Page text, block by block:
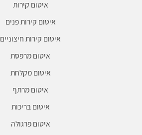
איטום קירות
איטום קירות פנים
איטום קירות חיצוניים
איטום מרפסת
איטום מקלחת
איטום מרתף
איטום בריכות
איטום פרגולה